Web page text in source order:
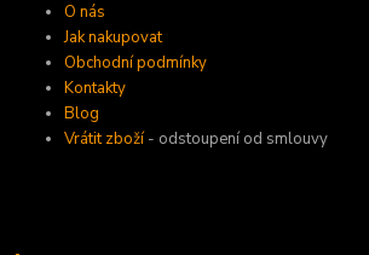
O nás
Jak nakupovat
Obchodní podmínky
Kontakty
Blog
Vrátit zboží - odstoupení od smlouvy